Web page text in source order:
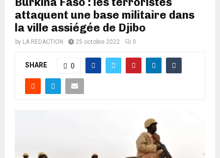
attaquent une base militaire dans
la ville assiégée de Djibo
by LA REDACTION 25 octobre 2022 0
SHARE 0